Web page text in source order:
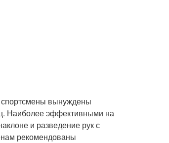
спортсмены вынуждены
Наиболее эффективными на
и разведение рук с
рекомендованы